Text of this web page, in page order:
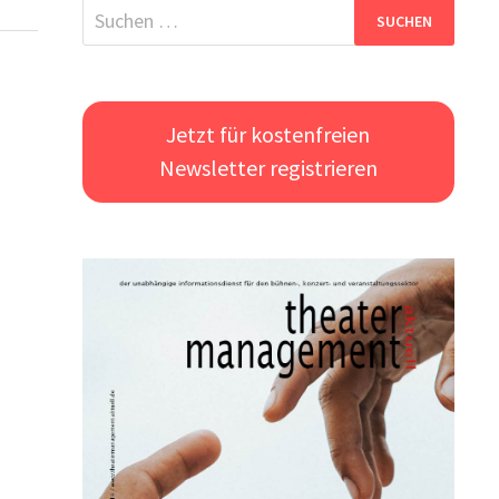
Suchen
nach:
Jetzt für kostenfreien
Newsletter registrieren